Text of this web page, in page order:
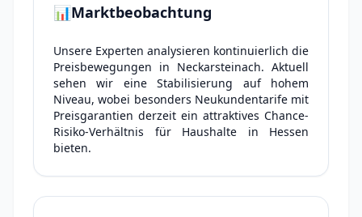
📊Marktbeobachtung
Unsere Experten analysieren kontinuierlich die
Preisbewegungen in Neckarsteinach. Aktuell
sehen wir eine Stabilisierung auf hohem
Niveau, wobei besonders Neukundentarife mit
Preisgarantien derzeit ein attraktives Chance-
Risiko-Verhältnis für Haushalte in Hessen
bieten.